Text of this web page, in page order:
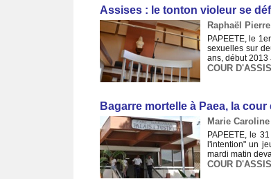
Assises : le tonton violeur se
Raphaël
PAPEETE, le
sexuelles sur
ans, début 2013
COUR
Bagarre mortelle à Paea, la
Marie
PAPEETE, le
l'intention" un
mardi matin
COUR